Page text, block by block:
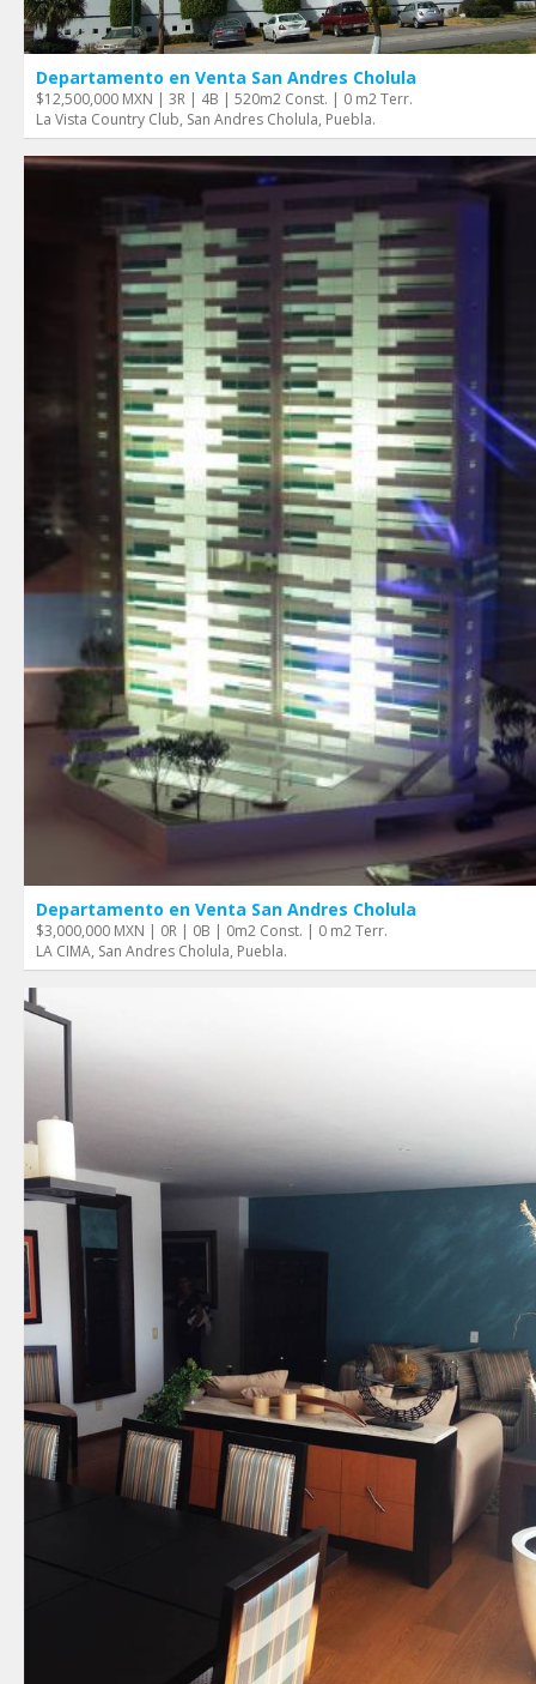
Departamento en Venta San Andres Cholula
$12,500,000 MXN | 3R | 4B | 520m2 Const. | 0 m2 Terr.
La Vista Country Club, San Andres Cholula, Puebla.
Departamento en Venta San Andres Cholula
$3,000,000 MXN | 0R | 0B | 0m2 Const. | 0 m2 Terr.
LA CIMA, San Andres Cholula, Puebla.